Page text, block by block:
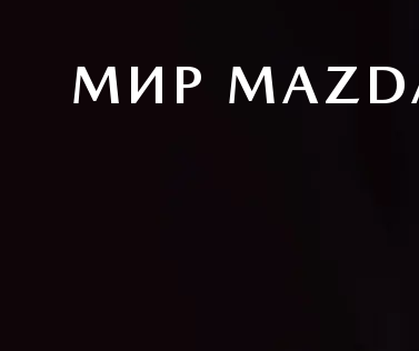
МИР